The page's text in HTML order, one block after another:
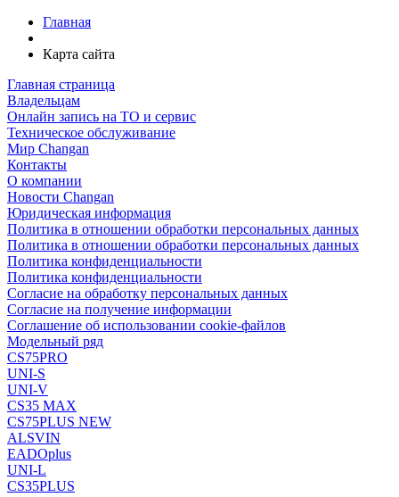
Главная
Карта сайта
Главная страница
Владельцам
Онлайн запись на ТО и сервис
Техническое обслуживание
Мир Changan
Контакты
О компании
Новости Changan
Юридическая информация
Политика в отношении обработки персональных данных
Политика в отношении обработки персональных данных
Политика конфиденциальности
Политика конфиденциальности
Согласие на обработку персональных данных
Согласие на получение информации
Соглашение об использовании cookie-файлов
Модельный ряд
CS75PRO
UNI-S
UNI-V
CS35 MAX
CS75PLUS NEW
ALSVIN
EADOplus
UNI-L
CS35PLUS